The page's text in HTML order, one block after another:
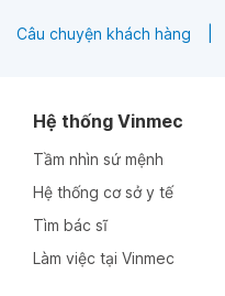
Câu chuyện khách hàng
Hệ thống Vinmec
Tầm nhìn sứ mệnh
Hệ thống cơ sở y tế
Tìm bác sĩ
Làm việc tại Vinmec